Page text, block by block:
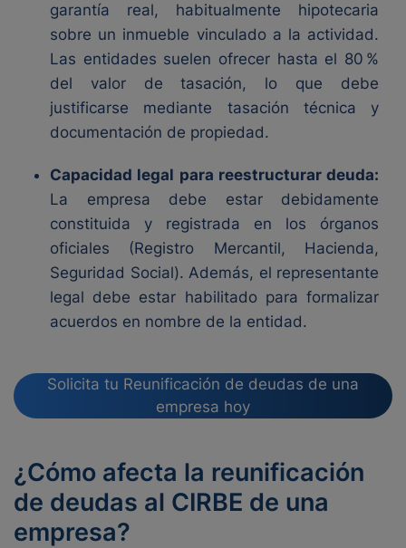
garantía real, habitualmente hipotecaria
sobre un inmueble vinculado a la actividad.
Las entidades suelen ofrecer hasta el 80 %
del valor de tasación, lo que debe
justificarse mediante tasación técnica y
documentación de propiedad.
Capacidad legal para reestructurar deuda:
La empresa debe estar debidamente
constituida y registrada en los órganos
oficiales (Registro Mercantil, Hacienda,
Seguridad Social). Además, el representante
legal debe estar habilitado para formalizar
acuerdos en nombre de la entidad.
Solicita tu Reunificación de deudas de una
empresa hoy
¿Cómo afecta la reunificación
de deudas al CIRBE de una
empresa?